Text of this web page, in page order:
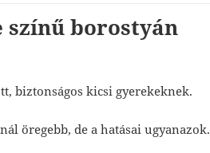
színű borostyán
biztonságos kicsi gyerekeknek.
öregebb, de a hatásai ugyanazok.